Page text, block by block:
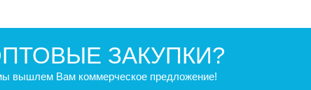
ЗАКУПКИ?
вышлем Вам коммерческое предложение!